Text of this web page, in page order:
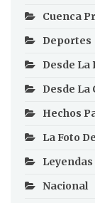
Cuenca
Deportes
Desde La
Desde La
Hechos
La Foto
Leyendas
Nacional